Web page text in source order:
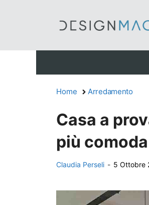
Home Arredamento
Casa a
più
Claudia Perseli - 5 Ottobre